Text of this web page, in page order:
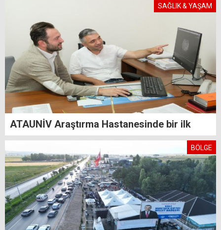
SAĞLIK & YAŞAM
ATAUNİV Araştırma Hastanesinde bir ilk
BÖLGE